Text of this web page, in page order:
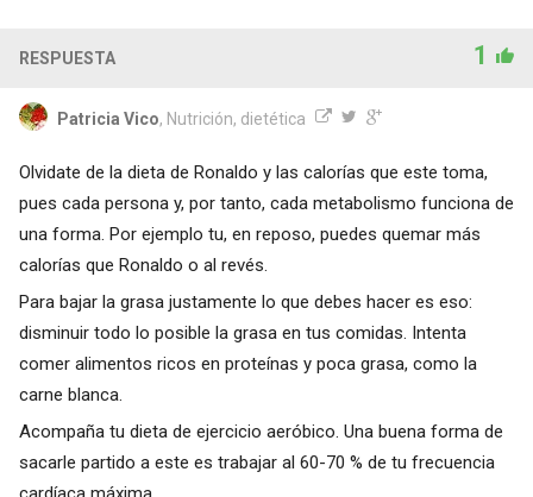
RESPUESTA 1
Patricia Vico, Nutrición, dietética
Olvidate de la dieta de Ronaldo y las calorías que este toma,
pues cada persona y, por tanto, cada metabolismo funciona de
una forma. Por ejemplo tu, en reposo, puedes quemar más
calorías que Ronaldo o al revés.
Para bajar la grasa justamente lo que debes hacer es eso:
disminuir todo lo posible la grasa en tus comidas. Intenta
comer alimentos ricos en proteínas y poca grasa, como la
carne blanca.
Acompaña tu dieta de ejercicio aeróbico. Una buena forma de
sacarle partido a este es trabajar al 60-70 % de tu frecuencia